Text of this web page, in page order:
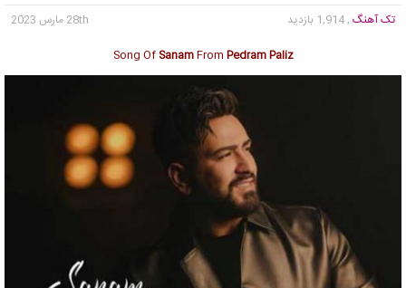
تک آهنگ , 1,914 بازدید
28th مارس 2023
Song Of SanamFrom Pedram Paliz